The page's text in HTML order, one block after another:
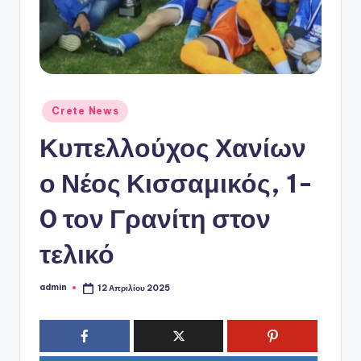
P
o
Αναρτήθηκε
σε
Crete News
Κυπελλούχος Χανίων
ο Νέος Κισσαμικός, 1-
0 τον Γρανίτη στον
τελικό
Συγγραφέας:
admin 12 Απριλίου 2025